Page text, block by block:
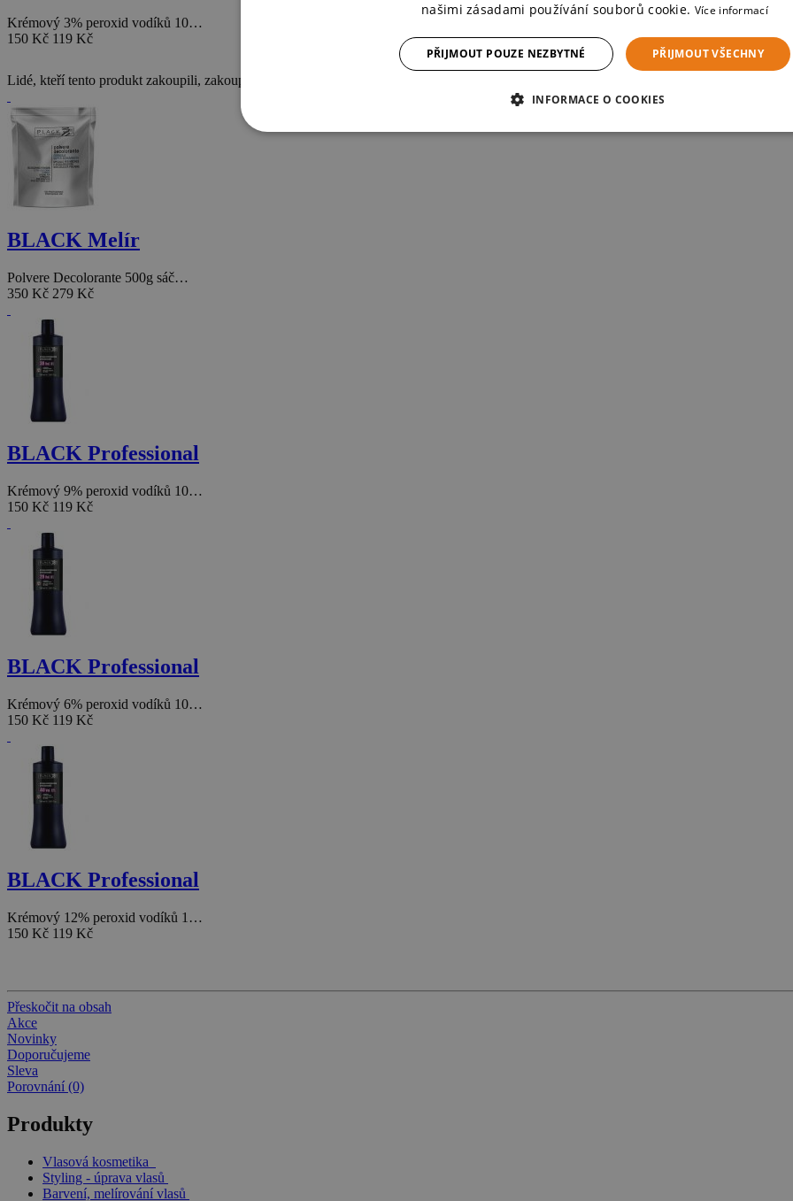
Krémový 3% peroxid vodíků 10…
150 Kč 119 Kč
Lidé, kteří tento produkt zakoupili, zakoupili také
BLACK Melír
Polvere Decolorante 500g sáč…
350 Kč 279 Kč
BLACK Professional
Krémový 9% peroxid vodíků 10…
150 Kč 119 Kč
BLACK Professional
Krémový 6% peroxid vodíků 10…
150 Kč 119 Kč
BLACK Professional
Krémový 12% peroxid vodíků 1…
150 Kč 119 Kč
Přeskočit na obsah
Akce
Novinky
Doporučujeme
Sleva
Porovnání (0)
Produkty
Vlasová kosmetika
Styling - úprava vlasů
Barvení, melírování vlasů
našimi zásadami používání souborů cookie. Více informací
PŘIJMOUT VŠECHNY
PŘIJMOUT POUZE NEZBYTNÉ
INFORMACE O COOKIES